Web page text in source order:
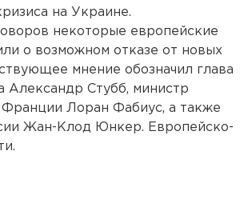
на Украине.
некоторые европейские
о возможном отказе от новых
мнение обозначил глава
Александр Стубб, министр
Лоран Фабиус, а также
Жан-Клод Юнкер. Европейско-